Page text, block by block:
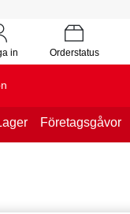
in Orderstatus
Företagsgåvor